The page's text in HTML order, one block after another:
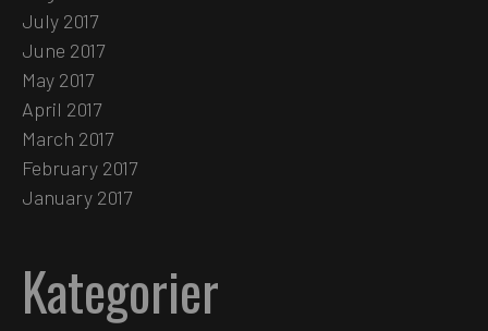
July 2017
June 2017
May 2017
April 2017
March 2017
February 2017
January 2017
Kategorier